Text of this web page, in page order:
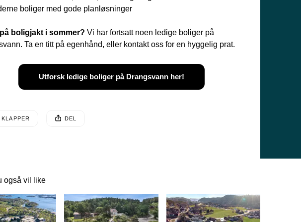
boliger med gode planløsninger
boligjakt i sommer? Vi har fortsatt noen ledige boliger på
Ta en titt på egenhånd, eller kontakt oss for en hyggelig prat.
Utforsk ledige boliger på Drangsvann her!
POSTEN HAR
KLAPPER DEL
også vil like
lenke til et innlegg.Dette er en lenke til et innlegg.Dette er en lenke til et innlegg.